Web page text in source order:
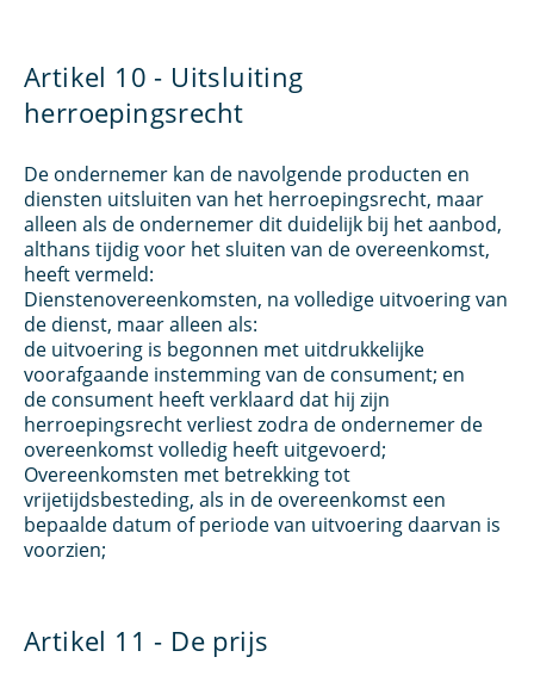
Artikel 10 - Uitsluiting
herroepingsrecht
De ondernemer kan de navolgende producten en
diensten uitsluiten van het herroepingsrecht, maar
alleen als de ondernemer dit duidelijk bij het aanbod,
althans tijdig voor het sluiten van de overeenkomst,
heeft vermeld:
Dienstenovereenkomsten, na volledige uitvoering van
de dienst, maar alleen als:
de uitvoering is begonnen met uitdrukkelijke
voorafgaande instemming van de consument; en
de consument heeft verklaard dat hij zijn
herroepingsrecht verliest zodra de ondernemer de
overeenkomst volledig heeft uitgevoerd;
Overeenkomsten met betrekking tot
vrijetijdsbesteding, als in de overeenkomst een
bepaalde datum of periode van uitvoering daarvan is
voorzien;
Artikel 11 - De prijs